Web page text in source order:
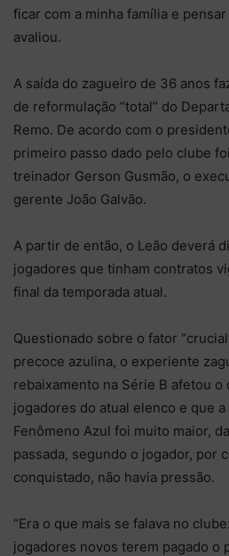
ficar com a minha família e
avaliou.
A saída do zagueiro de 36 anos
de reformulação “total” do
Remo. De acordo com o
primeiro passo dado pelo clube
treinador Gerson Gusmão, o
gerente João Galvão.
A partir de então, o Leão deverá
jogadores que tinham contratos
final da temporada atual.
Questionado sobre o fator
precoce azulina, o experiente
rebaixamento na Série B afetou o
jogadores do atual elenco e que
Fenômeno Azul foi muito maior,
passada, segundo o jogador, por
conquistado, não havia pressão.
“Era o que mais se falava no
jogadores novos terem pagado o